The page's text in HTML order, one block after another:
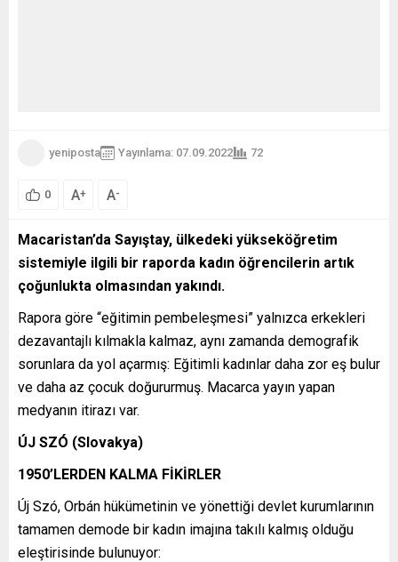
yeniposta Yayınlama: 07.09.2022 72
0 A+ A-
Macaristan’da Sayıştay, ülkedeki yükseköğretim
sistemiyle ilgili bir raporda kadın öğrencilerin artık
çoğunlukta olmasından yakındı.
Rapora göre “eğitimin pembeleşmesi” yalnızca erkekleri
dezavantajlı kılmakla kalmaz, aynı zamanda demografik
sorunlara da yol açarmış: Eğitimli kadınlar daha zor eş bulur
ve daha az çocuk doğururmuş. Macarca yayın yapan
medyanın itirazı var.
ÚJ SZÓ (Slovakya)
1950’LERDEN KALMA FİKİRLER
Új Szó, Orbán hükümetinin ve yönettiği devlet kurumlarının
tamamen demode bir kadın imajına takılı kalmış olduğu
eleştirisinde bulunuyor: